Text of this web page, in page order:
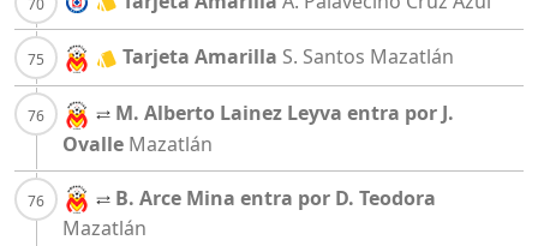
Tarjeta Amarilla S. Santos Mazatlán
M. Alberto Lainez Leyva entra por J.
Ovalle Mazatlán
B. Arce Mina entra por D. Teodora
Mazatlán